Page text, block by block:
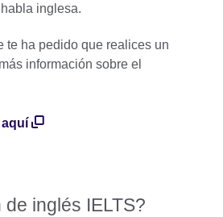
inglesa.
te ha pedido que realices un
información sobre el
inglés IELTS?